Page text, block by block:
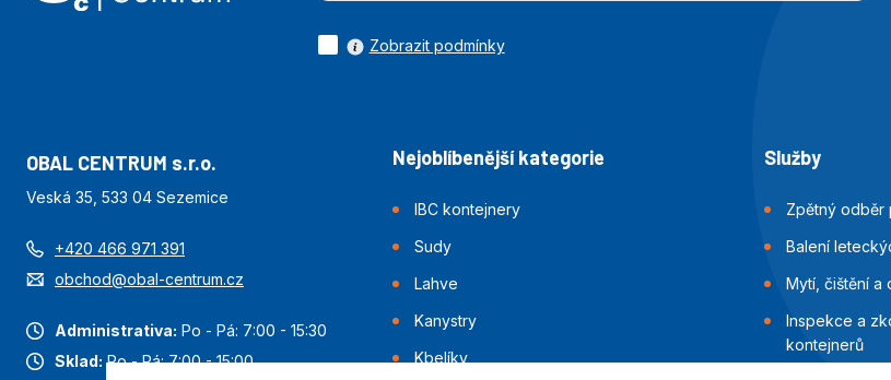
Zobrazit podmínky
OBAL CENTRUM s.r.o.
Veská 35, 533 04 Sezemice
+420 466 971 391
obchod@obal-centrum.cz
Administrativa: Po - Pá: 7:00 - 15:30
Sklad: Po - Pá: 7:00 - 15:00
Nejoblíbenější kategorie
IBC kontejnery
Sudy
Lahve
Kanystry
Kbelíky
Služby
Zpětný odběr
Balení
Mytí, čištění a
Inspekce a
kontejnerů